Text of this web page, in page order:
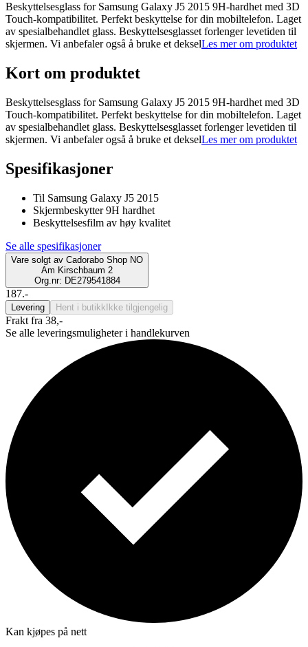
Beskyttelsesglass for Samsung Galaxy J5 2015 9H-hardhet med 3D
Touch-kompatibilitet. Perfekt beskyttelse for din mobiltelefon. Laget
av spesialbehandlet glass. Beskyttelsesglasset forlenger levetiden til
skjermen. Vi anbefaler også å bruke et dekselLes mer om produktet
Kort om produktet
Beskyttelsesglass for Samsung Galaxy J5 2015 9H-hardhet med 3D
Touch-kompatibilitet. Perfekt beskyttelse for din mobiltelefon. Laget
av spesialbehandlet glass. Beskyttelsesglasset forlenger levetiden til
skjermen. Vi anbefaler også å bruke et dekselLes mer om produktet
Spesifikasjoner
Til Samsung Galaxy J5 2015
Skjermbeskytter 9H hardhet
Beskyttelsesfilm av høy kvalitet
Se alle spesifikasjoner
Vare solgt av Cadorabo Shop NO
Am Kirschbaum 2
Org.nr: DE279541884
187.-
Levering Hent i butikk Ikke tilgjengelig
Frakt fra 38,-
Se alle leveringsmuligheter i handlekurven
Kan kjøpes på nett